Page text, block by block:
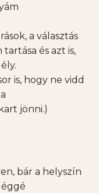
a választás
és azt is,
is, hogy ne vidd
jönni.)
bár a helyszín